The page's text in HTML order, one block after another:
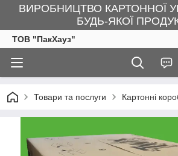
ВИРОБНИЦТВО КАРТОННОЇ
БУДЬ-ЯКОЇ
ТОВ "ПакХауз"
Товари та послуги Картонні